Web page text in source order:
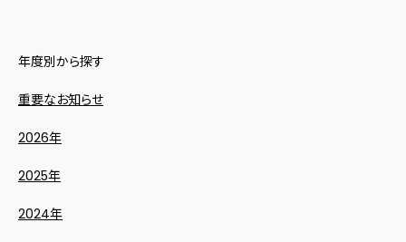
年度別から探す
重要なお知らせ
2026年
2025年
2024年